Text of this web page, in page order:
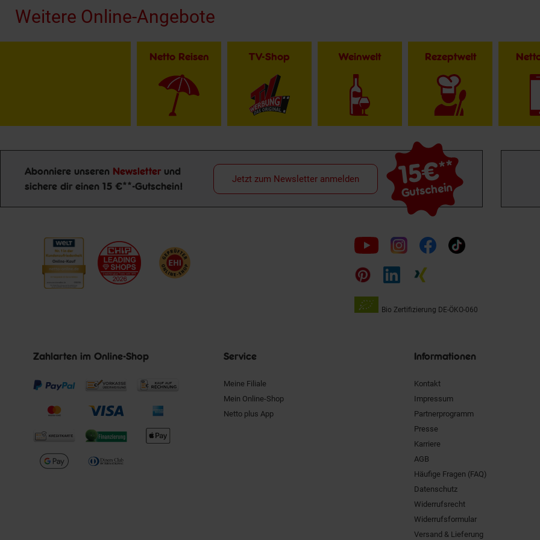
Weitere Online-Angebote
Netto Reisen TV-Shop Weinwelt Rezeptwelt
Newsletter Anmeldung
Abonniere unseren Newsletter und
sichere dir einen 15 €**-Gutschein!
15€**
Gutschein
Jetzt zum Newsletter anmelden
Folge
uns
auf
Bio Zertifizierung DE-ÖKO-060
Zahlarten im Online-Shop Service
Meine Filiale
Mein Online-Shop
Netto plus App
Informationen
Kontakt
Impressum
Partnerprogramm
Presse
Karriere
AGB
Häufige Fragen (FAQ)
Datenschutz
Widerrufsrecht
Widerrufsformular
Versand & Lieferung